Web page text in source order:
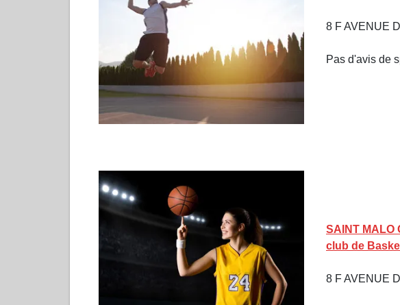
8 F AVENUE
Pas d'avis de
SAINT MALO
club de
8 F AVENUE